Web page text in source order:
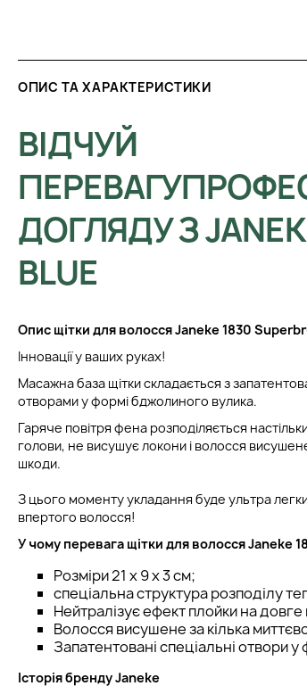
ОПИС ТА ХАРАКТЕРИСТИКИ
ВІДЧУЙ
ДОГЛЯДУ З
BLUE
Опис щітки для волосся Janeke 1830
Інновації у ваших руках!
Масажна база щітки складається з
отворами у формі бджолиного вулика.
Гаряче повітря фена розподіляється
голови, не висушує локони і волосся
шкоди.
З цього моменту укладання буде ультра
впертого волосся!
У чому перевага щітки для волосся Janeke
Розміри 21 x 9 x 3 см;
спеціальна структура розподілу
Нейтралізує ефект плойки на
Волосся висушене за кілька
Запатентовані спеціальні отвори у
Історія бренду Janeke